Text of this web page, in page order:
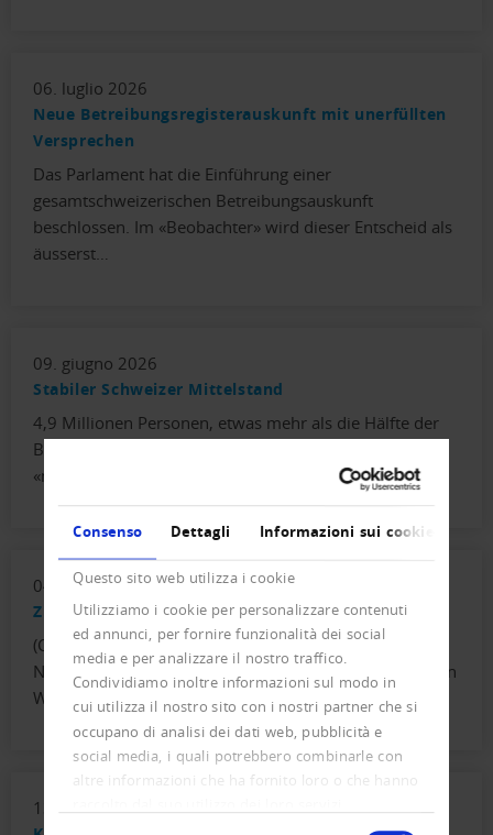
Consenso Dettagli Informazioni sui cookie
Questo sito web utilizza i cookie
Utilizziamo i cookie per personalizzare contenuti
ed annunci, per fornire funzionalità dei social
media e per analizzare il nostro traffico.
Condividiamo inoltre informazioni sul modo in
cui utilizza il nostro sito con i nostri partner che si
occupano di analisi dei dati web, pubblicità e
social media, i quali potrebbero combinarle con
altre informazioni che ha fornito loro o che hanno
06. luglio 2026
Neue Betreibungsregisterauskunft mit unerfüllten
Versprechen
Das Parlament hat die Einführung einer
gesamtschweizerischen Betreibungsauskunft
beschlossen. Im «Beobachter» wird dieser Entscheid als
äusserst…
09. giugno 2026
Stabiler Schweizer Mittelstand
4,9 Millionen Personen, etwas mehr als die Hälfte der
Bevölkerung, zählen laut Bundesamt für Statistik zur
«mittleren Einkommensgruppe». Dieser Wert…
04. maggio 2026
Zuversichtlicher trotz struktureller Unsicherheit
(Creditreform Deutschland) Der militärische Konflikt im
Nahen Osten bremst die leichte Erholung der deutschen
Wirtschaft deutlich. Die aktuelle…
13. aprile 2026